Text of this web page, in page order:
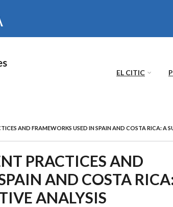
EL CITIC
AND FRAMEWORKS USED IN SPAIN AND COSTA RICA: A
PRACTICES AND
AND COSTA
ANALYSIS